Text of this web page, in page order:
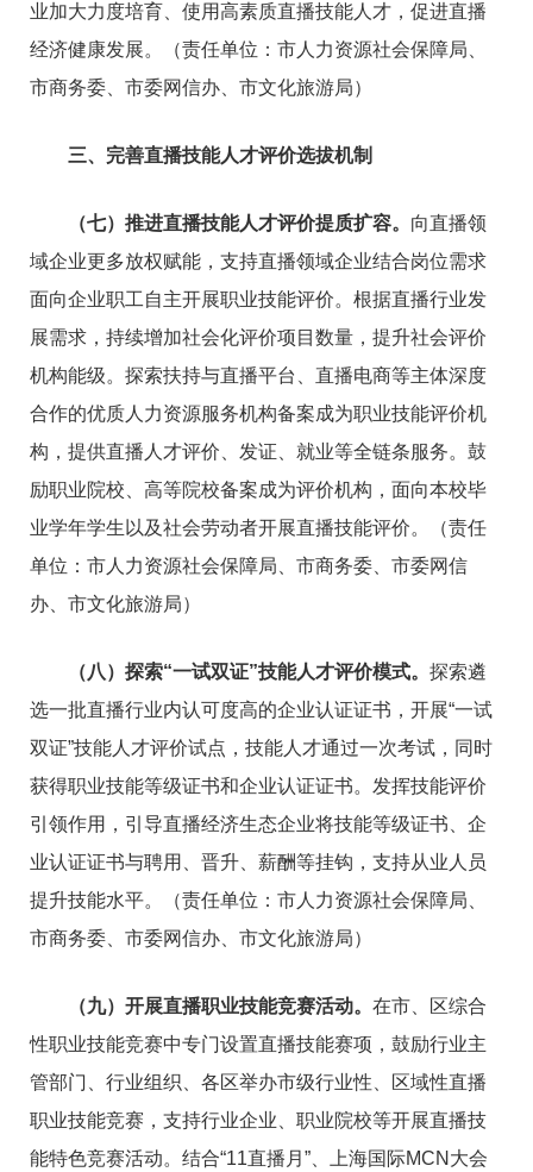
业加大力度培育、使用高素质直播技能人才，促进直播
经济健康发展。（责任单位：市人力资源社会保障局、
市商务委、市委网信办、市文化旅游局）
三、完善直播技能人才评价选拔机制
（七）推进直播技能人才评价提质扩容。 向直播领
域企业更多放权赋能，支持直播领域企业结合岗位需求
面向企业职工自主开展职业技能评价。根据直播行业发
展需求，持续增加社会化评价项目数量，提升社会评价
机构能级。探索扶持与直播平台、直播电商等主体深度
合作的优质人力资源服务机构备案成为职业技能评价机
构，提供直播人才评价、发证、就业等全链条服务。鼓
励职业院校、高等院校备案成为评价机构，面向本校毕
业学年学生以及社会劳动者开展直播技能评价。（责任
单位：市人力资源社会保障局、市商务委、市委网信
办、市文化旅游局）
（八）探索“一试双证”技能人才评价模式。 探索遴
选一批直播行业内认可度高的企业认证证书，开展“一试
双证”技能人才评价试点，技能人才通过一次考试，同时
获得职业技能等级证书和企业认证证书。发挥技能评价
引领作用，引导直播经济生态企业将技能等级证书、企
业认证证书与聘用、晋升、薪酬等挂钩，支持从业人员
提升技能水平。（责任单位：市人力资源社会保障局、
市商务委、市委网信办、市文化旅游局）
（九）开展直播职业技能竞赛活动。 在市、区综合
性职业技能竞赛中专门设置直播技能赛项，鼓励行业主
管部门、行业组织、各区举办市级行业性、区域性直播
职业技能竞赛，支持行业企业、职业院校等开展直播技
能特色竞赛活动。结合“11直播月”、上海国际MCN大会